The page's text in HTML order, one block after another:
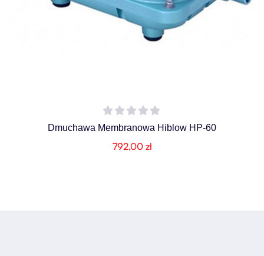
Dmuchawa Membranowa Hiblow HP-60
792,00 zł